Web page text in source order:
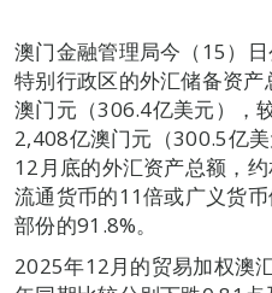
澳门金融管理局今（15）
特别行政区的外汇储备资
澳门元（306.4亿美元），
2,408亿澳门元（300.5亿
12月底的外汇资产总额，
流通货币的11倍或广义货
部份的91.8%。
2025年12月的贸易加权澳